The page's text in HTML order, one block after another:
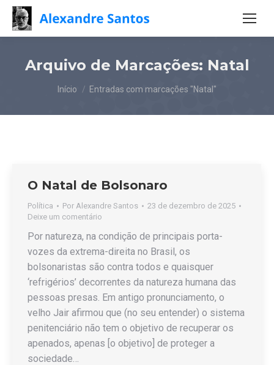
Arquivo de Marcações: Natal
Você está aqui:
Início Entradas com marcações "Natal"
O Natal de Bolsonaro
Política Por Alexandre Santos
23 de dezembro de 2025
Deixe um comentário
Por natureza, na condição de principais porta-
vozes da extrema-direita no Brasil, os
bolsonaristas são contra todos e quaisquer
‘refrigérios’ decorrentes da natureza humana das
pessoas presas. Em antigo pronunciamento, o
velho Jair afirmou que (no seu entender) o sistema
penitenciário não tem o objetivo de recuperar os
apenados, apenas [o objetivo] de proteger a
sociedade…